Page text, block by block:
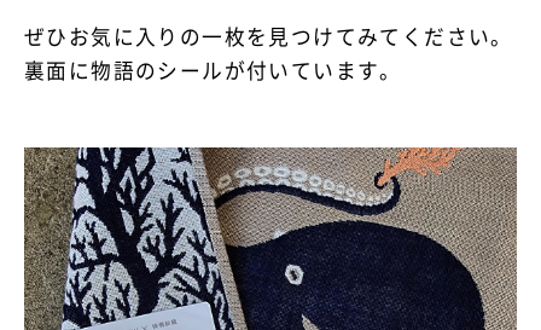
ぜひお気に入りの一枚を見つけてみてください。
裏面に物語のシールが付いています。